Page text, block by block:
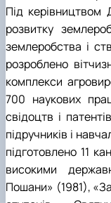
Під
розвитку
землеробства і
розроблено
комплекси
700 наукових
свідоцтв і
підручників і
підготовлено 11
високими
Пошани» (1981), «За